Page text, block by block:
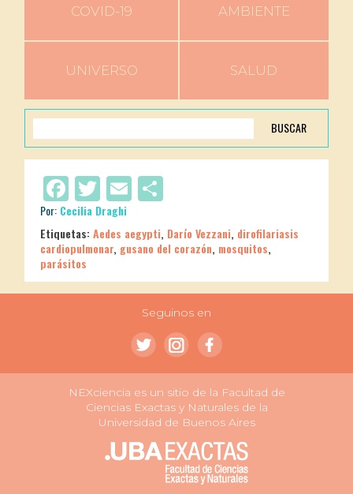
COVID-19 AMBIENTE
UNIVERSO SALUD
BUSCAR
Facebook
Twitter
Email
Por: Cecilia Draghi
Etiquetas:Aedes aegypti, Darío Vezzani, dirofilariasis
cardiopulmonar, gusano del corazón, mosquitos,
parásitos
Seguinos en
NEXciencia es un sitio de la Facultad de
Ciencias Exactas y Naturales de la
Universidad de Buenos Aires